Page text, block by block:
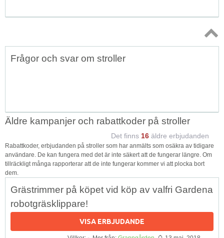
Topp
Frågor och svar om stroller
Äldre kampanjer och rabattkoder på stroller
Det finns 16 äldre erbjudanden
Rabattkoder, erbjudanden på stroller som har anmälts som osäkra av tidigare
användare. De kan fungera med det är inte säkert att de fungerar längre. Om
tillräckligt många rapporterar att de inte fungerar kommer vi att plocka bort
dem.
Grästrimmer på köpet vid köp av valfri Gardena
robotgräsklippare!
VISA ERBJUDANDE